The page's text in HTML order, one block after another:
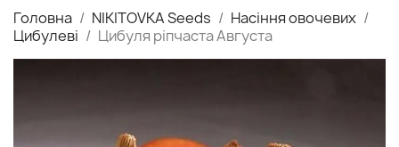
Головна NIKITOVKA Seeds
Насіння овочевих
Цибулеві
Цибуля ріпчаста Августа